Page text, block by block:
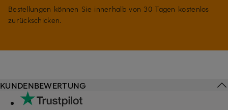
Bestellungen können Sie innerhalb von 30 Tagen kostenlos
zurückschicken.
KUNDENBEWERTUNG